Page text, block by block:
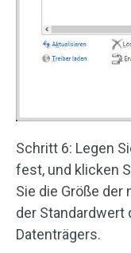
Schritt 6: Legen
fest, und klicken
Sie die Größe der
der Standardwert
Datenträgers.